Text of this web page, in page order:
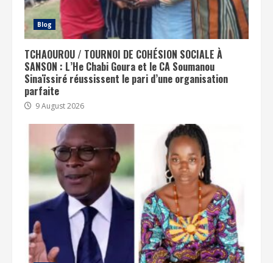
Blog
TCHAOUROU / TOURNOI DE COHÉSION SOCIALE À
SANSON : L’He Chabi Goura et le CA Soumanou
Sinaïssiré réussissent le pari d’une organisation
parfaite
9 August 2026